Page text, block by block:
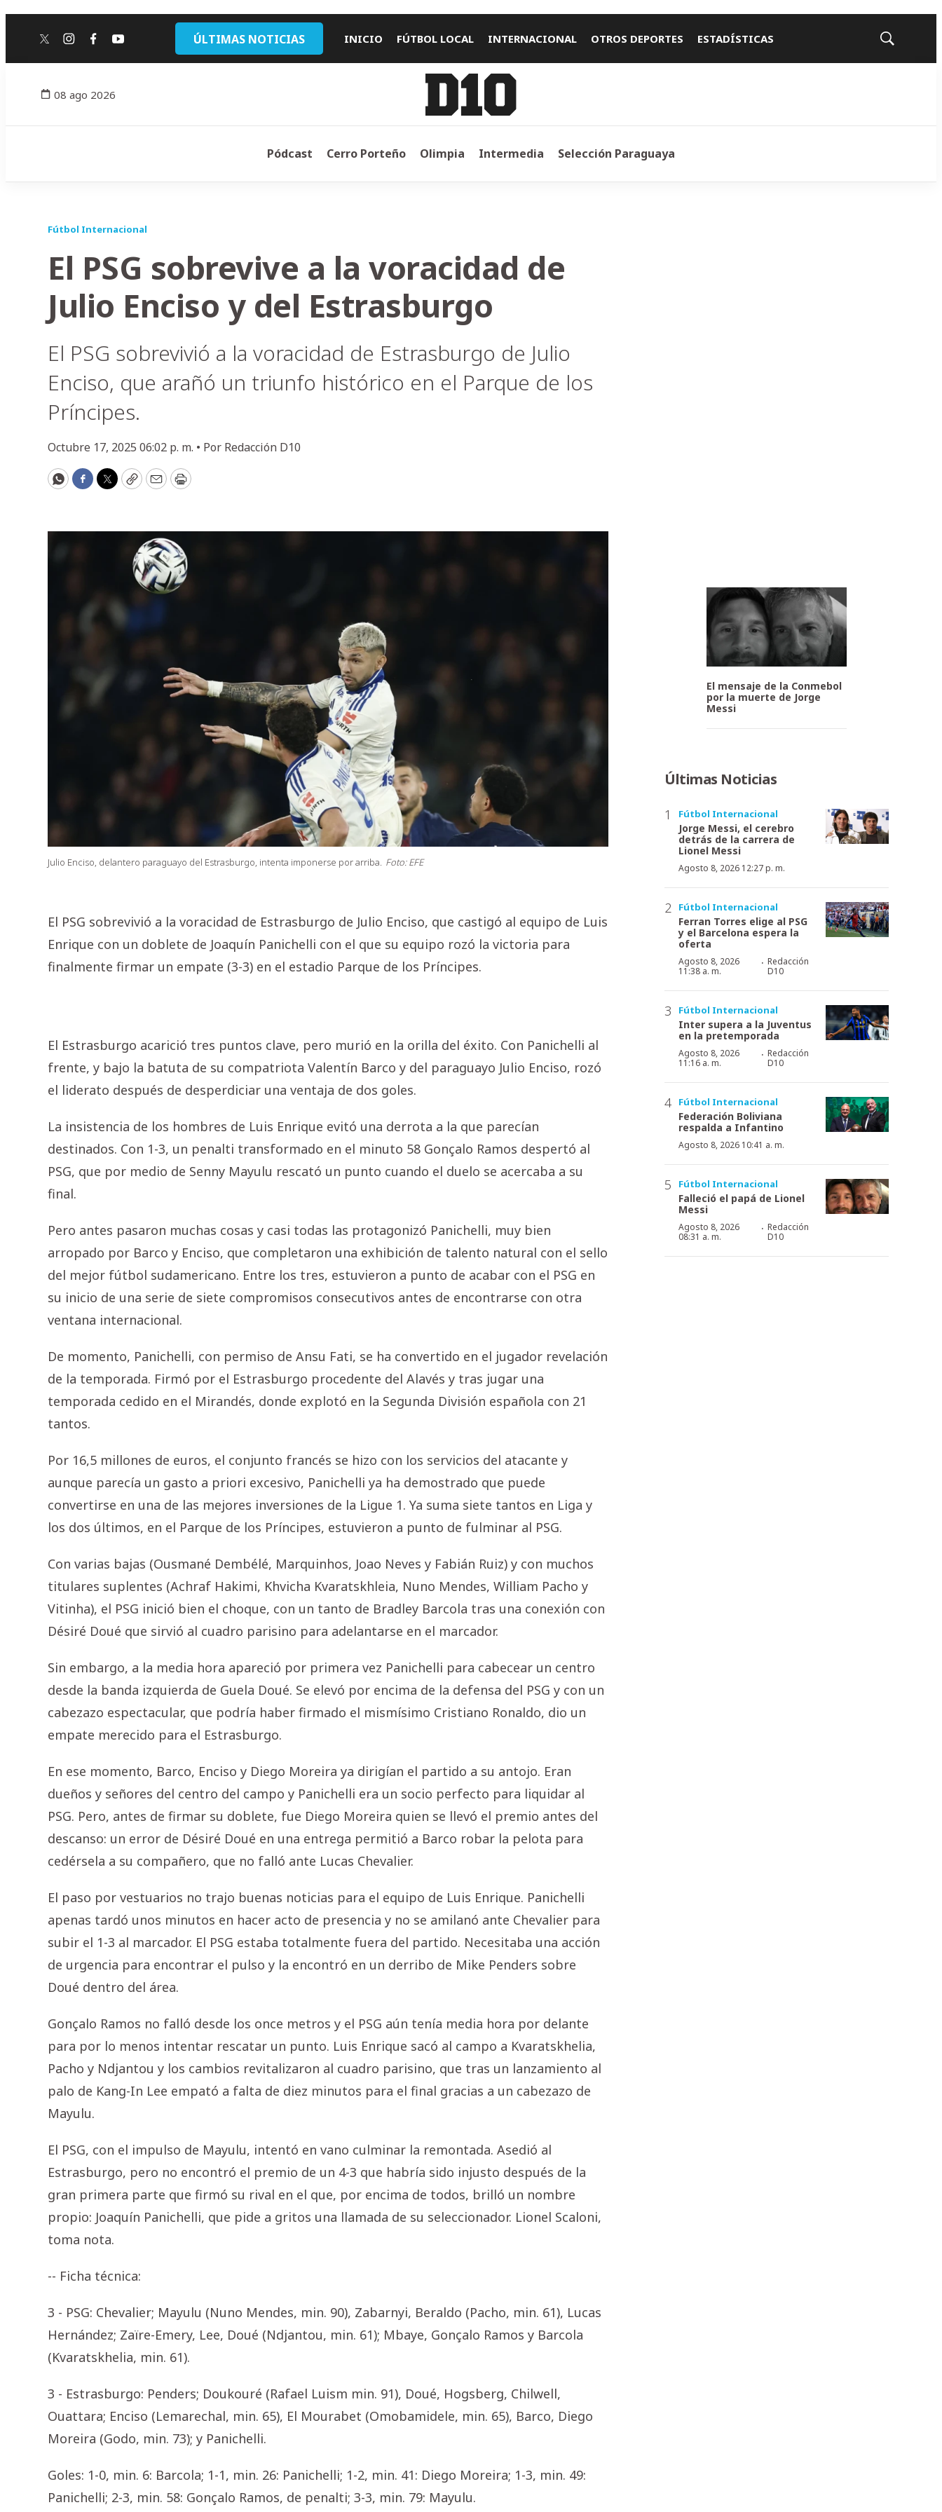
twitterinstagram
facebook
youtube ÚLTIMAS NOTICIAS INICIO FÚTBOL LOCAL INTERNACIONAL OTROS DEPORTES ESTADÍSTICAS
Mostrar
08 ago 2026
Pódcast Cerro Porteño Olimpia Intermedia Selección Paraguaya
Fútbol Internacional
El PSG sobrevive a la voracidad de
Julio Enciso y del Estrasburgo
El PSG sobrevivió a la voracidad de Estrasburgo de Julio
Enciso, que arañó un triunfo histórico en el Parque de los
Príncipes.
Octubre 17, 2025 06:02 p. m. • Por Redacción D10
WhatsApp
Facebook
Twitter
CopyEmailPrint
Julio Enciso, delantero paraguayo del Estrasburgo, intenta imponerse por arriba. Foto: EFE
El PSG sobrevivió a la voracidad de Estrasburgo de Julio Enciso, que castigó al equipo de Luis
Enrique con un doblete de Joaquín Panichelli con el que su equipo rozó la victoria para
finalmente firmar un empate (3-3) en el estadio Parque de los Príncipes.
El Estrasburgo acarició tres puntos clave, pero murió en la orilla del éxito. Con Panichelli al
frente, y bajo la batuta de su compatriota Valentín Barco y del paraguayo Julio Enciso, rozó
el liderato después de desperdiciar una ventaja de dos goles.
La insistencia de los hombres de Luis Enrique evitó una derrota a la que parecían
destinados. Con 1-3, un penalti transformado en el minuto 58 Gonçalo Ramos despertó al
PSG, que por medio de Senny Mayulu rescató un punto cuando el duelo se acercaba a su
final.
Pero antes pasaron muchas cosas y casi todas las protagonizó Panichelli, muy bien
arropado por Barco y Enciso, que completaron una exhibición de talento natural con el sello
del mejor fútbol sudamericano. Entre los tres, estuvieron a punto de acabar con el PSG en
su inicio de una serie de siete compromisos consecutivos antes de encontrarse con otra
ventana internacional.
De momento, Panichelli, con permiso de Ansu Fati, se ha convertido en el jugador revelación
de la temporada. Firmó por el Estrasburgo procedente del Alavés y tras jugar una
temporada cedido en el Mirandés, donde explotó en la Segunda División española con 21
tantos.
Por 16,5 millones de euros, el conjunto francés se hizo con los servicios del atacante y
aunque parecía un gasto a priori excesivo, Panichelli ya ha demostrado que puede
convertirse en una de las mejores inversiones de la Ligue 1. Ya suma siete tantos en Liga y
los dos últimos, en el Parque de los Príncipes, estuvieron a punto de fulminar al PSG.
Con varias bajas (Ousmané Dembélé, Marquinhos, Joao Neves y Fabián Ruiz) y con muchos
titulares suplentes (Achraf Hakimi, Khvicha Kvaratskhleia, Nuno Mendes, William Pacho y
Vitinha), el PSG inició bien el choque, con un tanto de Bradley Barcola tras una conexión con
Désiré Doué que sirvió al cuadro parisino para adelantarse en el marcador.
Sin embargo, a la media hora apareció por primera vez Panichelli para cabecear un centro
desde la banda izquierda de Guela Doué. Se elevó por encima de la defensa del PSG y con un
cabezazo espectacular, que podría haber firmado el mismísimo Cristiano Ronaldo, dio un
empate merecido para el Estrasburgo.
En ese momento, Barco, Enciso y Diego Moreira ya dirigían el partido a su antojo. Eran
dueños y señores del centro del campo y Panichelli era un socio perfecto para liquidar al
PSG. Pero, antes de firmar su doblete, fue Diego Moreira quien se llevó el premio antes del
descanso: un error de Désiré Doué en una entrega permitió a Barco robar la pelota para
cedérsela a su compañero, que no falló ante Lucas Chevalier.
El paso por vestuarios no trajo buenas noticias para el equipo de Luis Enrique. Panichelli
apenas tardó unos minutos en hacer acto de presencia y no se amilanó ante Chevalier para
subir el 1-3 al marcador. El PSG estaba totalmente fuera del partido. Necesitaba una acción
de urgencia para encontrar el pulso y la encontró en un derribo de Mike Penders sobre
Doué dentro del área.
Gonçalo Ramos no falló desde los once metros y el PSG aún tenía media hora por delante
para por lo menos intentar rescatar un punto. Luis Enrique sacó al campo a Kvaratskhelia,
Pacho y Ndjantou y los cambios revitalizaron al cuadro parisino, que tras un lanzamiento al
palo de Kang-In Lee empató a falta de diez minutos para el final gracias a un cabezazo de
Mayulu.
El PSG, con el impulso de Mayulu, intentó en vano culminar la remontada. Asedió al
Estrasburgo, pero no encontró el premio de un 4-3 que habría sido injusto después de la
gran primera parte que firmó su rival en el que, por encima de todos, brilló un nombre
propio: Joaquín Panichelli, que pide a gritos una llamada de su seleccionador. Lionel Scaloni,
toma nota.
-- Ficha técnica:
3 - PSG: Chevalier; Mayulu (Nuno Mendes, min. 90), Zabarnyi, Beraldo (Pacho, min. 61), Lucas
Hernández; Zaïre-Emery, Lee, Doué (Ndjantou, min. 61); Mbaye, Gonçalo Ramos y Barcola
(Kvaratskhelia, min. 61).
3 - Estrasburgo: Penders; Doukouré (Rafael Luism min. 91), Doué, Hogsberg, Chilwell,
Ouattara; Enciso (Lemarechal, min. 65), El Mourabet (Omobamidele, min. 65), Barco, Diego
Moreira (Godo, min. 73); y Panichelli.
Goles: 1-0, min. 6: Barcola; 1-1, min. 26: Panichelli; 1-2, min. 41: Diego Moreira; 1-3, min. 49:
Panichelli; 2-3, min. 58: Gonçalo Ramos, de penalti; 3-3, min. 79: Mayulu.
El mensaje de la Conmebol
por la muerte de Jorge
Messi
Últimas Noticias
Fútbol Internacional
Jorge Messi, el cerebro
detrás de la carrera de
Lionel Messi
Agosto 8, 2026 12:27 p. m.
Fútbol Internacional
Ferran Torres elige al PSG
y el Barcelona espera la
oferta
Agosto 8, 2026
11:38 a. m.
· Redacción
D10
Fútbol Internacional
Inter supera a la Juventus
en la pretemporada
Agosto 8, 2026
11:16 a. m.
· Redacción
D10
Fútbol Internacional
Federación Boliviana
respalda a Infantino
Agosto 8, 2026 10:41 a. m.
Fútbol Internacional
Falleció el papá de Lionel
Messi
Agosto 8, 2026
08:31 a. m.
· Redacción
D10